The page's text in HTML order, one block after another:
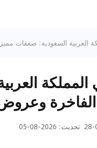
العربية السعودية: صفقات
وعروض
تحديث:
2026-08-05